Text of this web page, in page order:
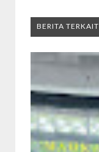
BERITA TERKAIT